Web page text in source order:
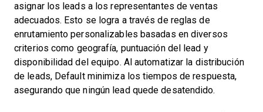
asignar los leads a los representantes de ventas
adecuados. Esto se logra a través de reglas de
enrutamiento personalizables basadas en diversos
criterios como geografía, puntuación del lead y
disponibilidad del equipo. Al automatizar la distribución
de leads, Default minimiza los tiempos de respuesta,
asegurando que ningún lead quede desatendido.